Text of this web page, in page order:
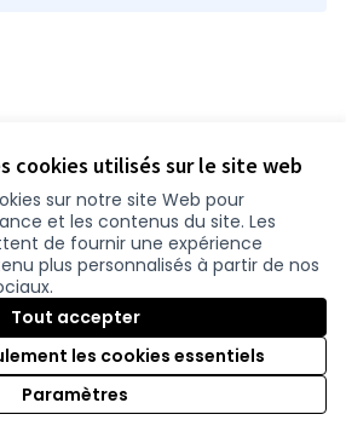
cookies utilisés sur le site web
sur notre site Web pour
et les contenus du site. Les
de fournir une expérience
plus personnalisés à partir de nos
Tout accepter
les cookies essentiels
Paramètres
sur Facebook
sur Instagram
atlantique.fr sur YouTube
libre Decidim
(Nouvelle fenêtre)
.
Licence
(Nouvelle